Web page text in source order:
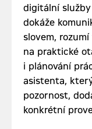
digitální
dokáže
slovem,
na praktické
i plánování
asistenta,
pozornost,
konkrétní